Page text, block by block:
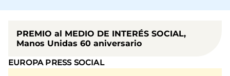
PREMIO al MEDIO DE INTERÉS SOCIAL,
Manos Unidas 60 aniversario
EUROPA PRESS SOCIAL